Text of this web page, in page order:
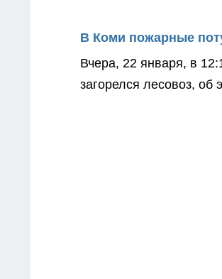
В Коми пожарные
Вчера, 22 января, в
загорелся лесовоз,